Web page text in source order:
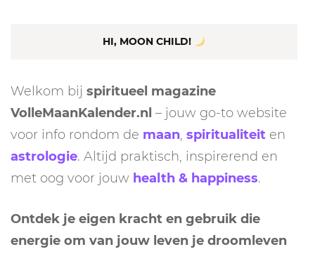
HI, MOON CHILD!
Welkom bij spiritueel magazine
VolleMaanKalender.nl – jouw go-to website
voor info rondom de maan, spiritualiteit en
astrologie. Altijd praktisch, inspirerend en
met oog voor jouw health & happiness.
Ontdek je eigen kracht en gebruik die
energie om van jouw leven je droomleven